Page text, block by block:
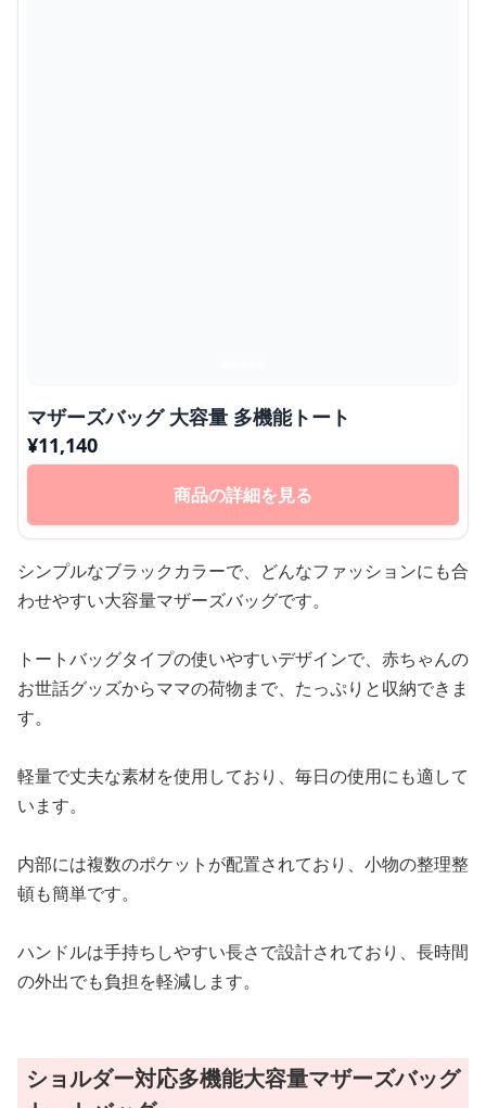
マザーズバッグ 大容量 多機能トート
¥11,140
商品の詳細を見る
シンプルなブラックカラーで、どんなファッションにも合
わせやすい大容量マザーズバッグです。
トートバッグタイプの使いやすいデザインで、赤ちゃんの
お世話グッズからママの荷物まで、たっぷりと収納できま
す。
軽量で丈夫な素材を使用しており、毎日の使用にも適して
います。
内部には複数のポケットが配置されており、小物の整理整
頓も簡単です。
ハンドルは手持ちしやすい長さで設計されており、長時間
の外出でも負担を軽減します。
ショルダー対応多機能大容量マザーズバッグ